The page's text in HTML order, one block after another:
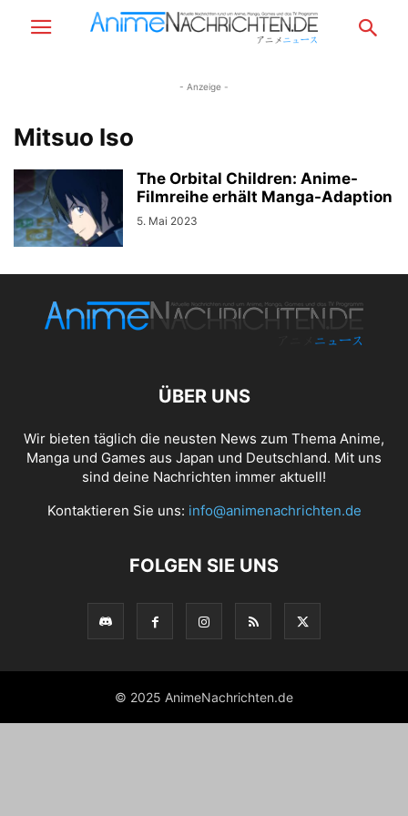
- Anzeige -
Mitsuo Iso
The Orbital Children: Anime-
Filmreihe erhält Manga-Adaption
5. Mai 2023
ÜBER UNS
Wir bieten täglich die neusten News zum Thema Anime,
Manga und Games aus Japan und Deutschland. Mit uns
sind deine Nachrichten immer aktuell!
Kontaktieren Sie uns: info@animenachrichten.de
FOLGEN SIE UNS
© 2025 AnimeNachrichten.de